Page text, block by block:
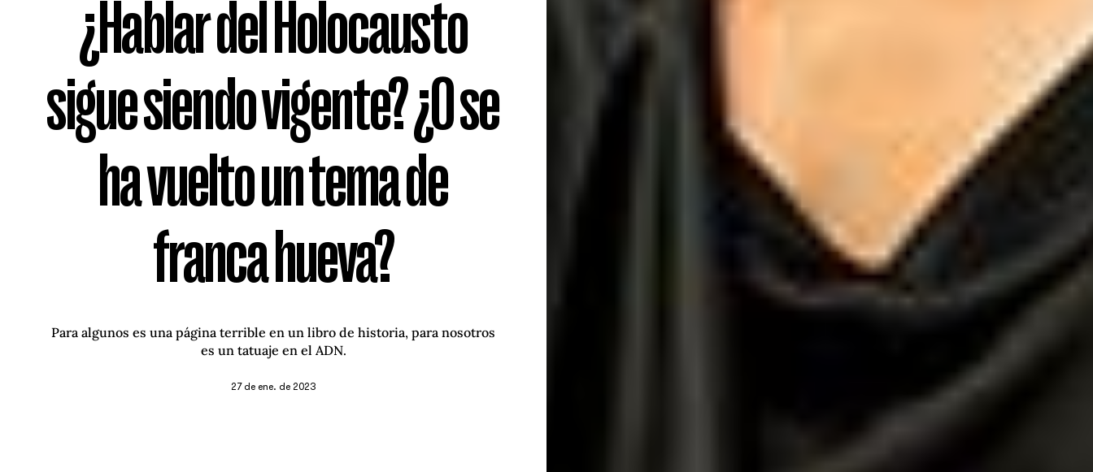
¿Hablar del Holocausto
sigue siendo vigente? ¿O se
ha vuelto un tema de
franca hueva?
Para algunos es una página terrible en un libro de historia, para nosotros
es un tatuaje en el ADN.
27 de ene. de 2023